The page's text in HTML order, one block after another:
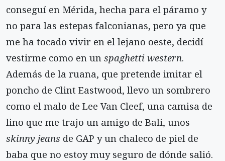
conseguí en Mérida, hecha para el páramo y
no para las estepas falconianas, pero ya que
me ha tocado vivir en el lejano oeste, decidí
vestirme como en un spaghetti western.
Además de la ruana, que pretende imitar el
poncho de Clint Eastwood, llevo un sombrero
como el malo de Lee Van Cleef, una camisa de
lino que me trajo un amigo de Bali, unos
skinny jeans de GAP y un chaleco de piel de
baba que no estoy muy seguro de dónde salió.